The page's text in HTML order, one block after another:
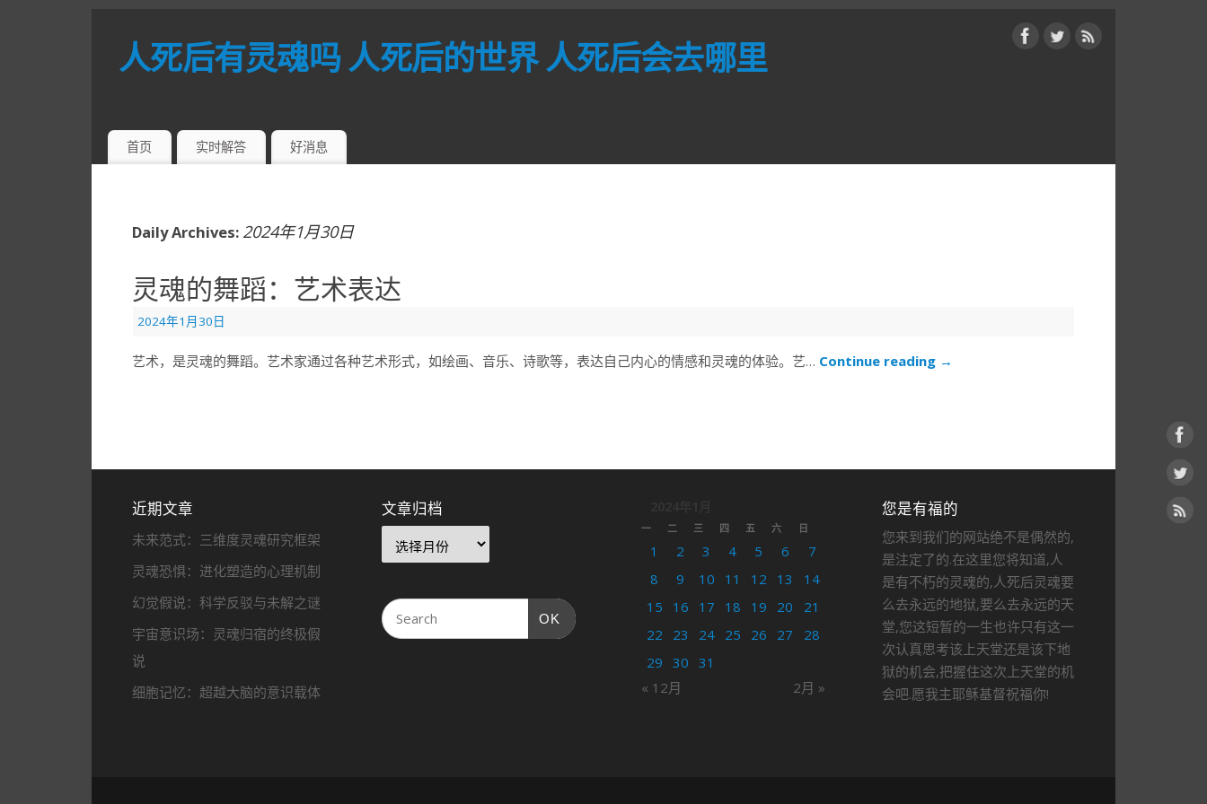
人死后有灵魂吗 人死后的世界 人死后会去哪里
首页 实时解答 好消息
Daily Archives: 2024年1月30日
灵魂的舞蹈：艺术表达
2024年1月30日
艺术，是灵魂的舞蹈。艺术家通过各种艺术形式，如绘画、音乐、诗歌等，表达自己内心的情感和灵魂的体验。艺… Continue reading →
近期文章
未来范式：三维度灵魂研究框架
灵魂恐惧：进化塑造的心理机制
幻觉假说：科学反驳与未解之谜
宇宙意识场：灵魂归宿的终极假
说
细胞记忆：超越大脑的意识载体
文章归档
OK
一 二 三 四 五 六 日
« 12月 2月 »
1 2 3 4 5 6
7
8
9 10 11 12 13
14
15
16 17 18 19 20
21
22
23 24 25 26 27
28
29 30 31
您是有福的
您来到我们的网站绝不是偶然的,
是注定了的.在这里您将知道,人
是有不朽的灵魂的,人死后灵魂要
么去永远的地狱,要么去永远的天
堂,您这短暂的一生也许只有这一
次认真思考该上天堂还是该下地
狱的机会,把握住这次上天堂的机
会吧.愿我主耶稣基督祝福你!